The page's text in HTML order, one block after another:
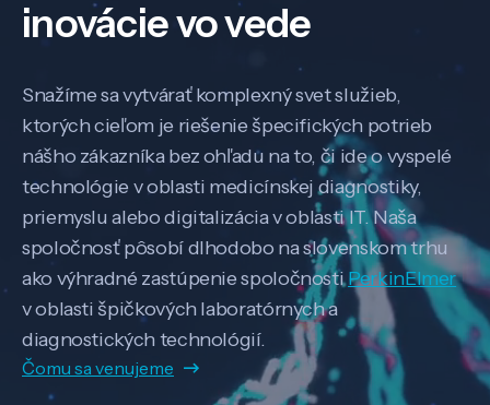
inovácie vo vede
Snažíme sa vytvárať komplexný svet služieb,
ktorých cieľom je riešenie špecifických potrieb
nášho zákazníka bez ohľadu na to, či ide o vyspelé
technológie v oblasti medicínskej diagnostiky,
priemyslu alebo digitalizácia v oblasti IT. Naša
spoločnosť pôsobí dlhodobo na slovenskom trhu
ako výhradné zastúpenie spoločnostiPerkinElmer
v oblasti špičkových laboratórnych a
diagnostických technológií.
Čomu sa venujeme